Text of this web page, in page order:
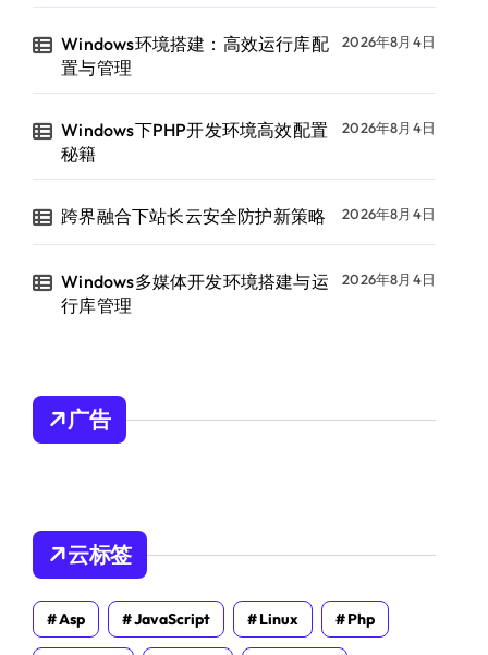
Windows环境搭建：高效运行库配
置与管理
2026年8月4日
Windows下PHP开发环境高效配置
秘籍
2026年8月4日
跨界融合下站长云安全防护新策略 2026年8月4日
Windows多媒体开发环境搭建与运
行库管理
2026年8月4日
广告
云标签
Asp JavaScript Linux Php